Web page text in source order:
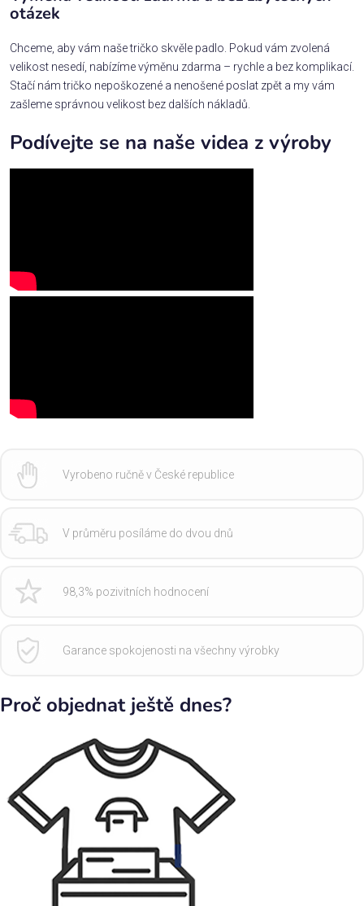
otázek
Chceme, aby vám naše tričko skvěle padlo. Pokud vám zvolená
velikost nesedí, nabízíme výměnu zdarma – rychle a bez komplikací.
Stačí nám tričko nepoškozené a nenošené poslat zpět a my vám
zašleme správnou velikost bez dalších nákladů.
Podívejte se na naše videa z výroby
Vyrobeno ručně v České republice
V průměru posíláme do dvou dnů
98,3% pozivitních hodnocení
Garance spokojenosti na všechny výrobky
Proč objednat ještě dnes?